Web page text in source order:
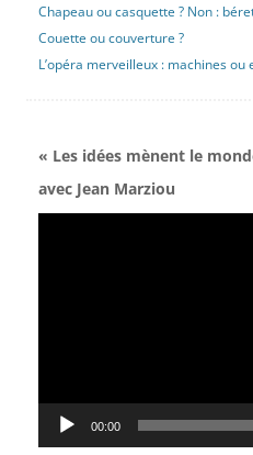
Chapeau ou casquette ? Non :
Couette ou couverture ?
L’opéra merveilleux : machines ou
« Les idées mènent le
avec Jean Marziou
Lecteur
00:00